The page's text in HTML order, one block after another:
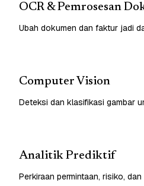
OCR & Pemrosesan
Ubah dokumen dan faktur jadi
Computer Vision
Deteksi dan klasifikasi gambar
Analitik Prediktif
Perkiraan permintaan, risiko,